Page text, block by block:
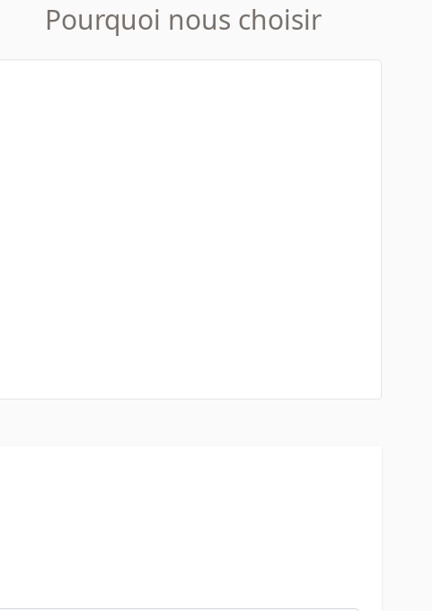
Pourquoi nous choisir